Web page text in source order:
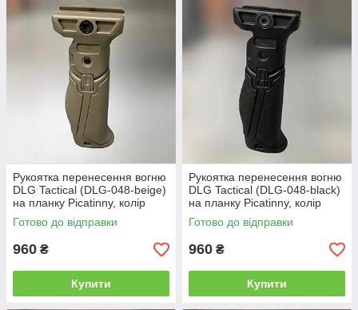
Рукоятка перенесення вогню
DLG Tactical (DLG-048-beige)
на планку Picatinny, колір
Койот, складана
Готово до відправки
960 ₴
Купити
Рукоятка перенесення вогню
DLG Tactical (DLG-048-black)
на планку Picatinny, колір
Чорний, складана, ручка
перенесення вогню
Готово до відправки
960 ₴
Купити